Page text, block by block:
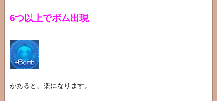
6つ以上でボム出現
があると、楽になります。